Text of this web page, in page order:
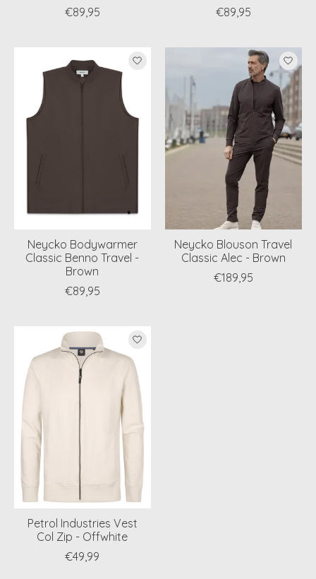
€89,95
€89,95
Neycko Bodywarmer
Classic Benno Travel -
Brown
€89,95
Neycko Blouson Travel
Classic Alec - Brown
€189,95
Petrol Industries Vest
Col Zip - Offwhite
€49,99